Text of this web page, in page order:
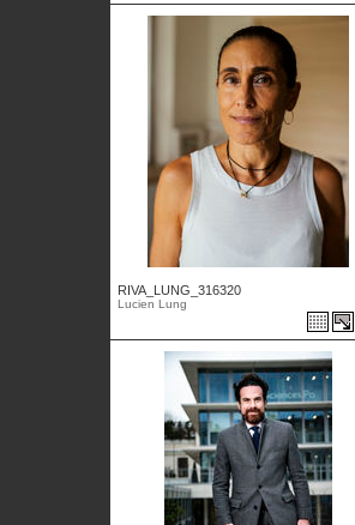
RIVA_LUNG_316320
Lucien Lung